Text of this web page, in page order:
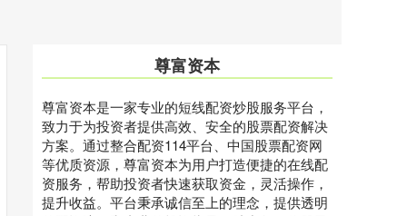
尊富资本
尊富资本是一家专业的短线配资炒股服务平台，
致力于为投资者提供高效、安全的股票配资解决
方案。通过整合配资114平台、中国股票配资网
等优质资源，尊富资本为用户打造便捷的在线配
资服务，帮助投资者快速获取资金，灵活操作，
提升收益。平台秉承诚信至上的理念，提供透明